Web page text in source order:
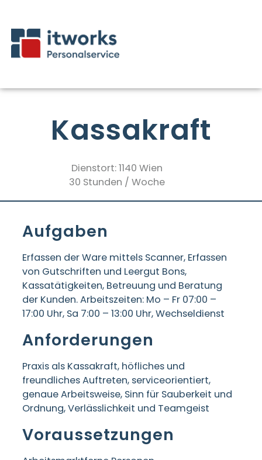
Kassakraft
Dienstort: 1140 Wien
30 Stunden / Woche
Aufgaben
Erfassen der Ware mittels Scanner, Erfassen
von Gutschriften und Leergut Bons,
Kassatätigkeiten, Betreuung und Beratung
der Kunden. Arbeitszeiten: Mo – Fr 07:00 –
17:00 Uhr, Sa 7:00 – 13:00 Uhr, Wechseldienst
Anforderungen
Praxis als Kassakraft, höfliches und
freundliches Auftreten, serviceorientiert,
genaue Arbeitsweise, Sinn für Sauberkeit und
Ordnung, Verlässlichkeit und Teamgeist
Voraussetzungen